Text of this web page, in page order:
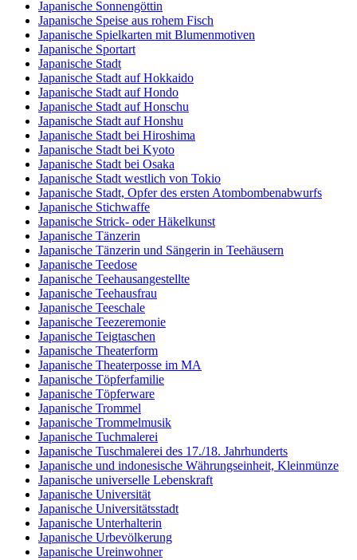
Japanische Sonnengöttin
Japanische Speise aus rohem Fisch
Japanische Spielkarten mit Blumenmotiven
Japanische Sportart
Japanische Stadt
Japanische Stadt auf Hokkaido
Japanische Stadt auf Hondo
Japanische Stadt auf Honschu
Japanische Stadt auf Honshu
Japanische Stadt bei Hiroshima
Japanische Stadt bei Kyoto
Japanische Stadt bei Osaka
Japanische Stadt westlich von Tokio
Japanische Stadt, Opfer des ersten Atombombenabwurfs
Japanische Stichwaffe
Japanische Strick- oder Häkelkunst
Japanische Tänzerin
Japanische Tänzerin und Sängerin in Teehäusern
Japanische Teedose
Japanische Teehausangestellte
Japanische Teehausfrau
Japanische Teeschale
Japanische Teezeremonie
Japanische Teigtaschen
Japanische Theaterform
Japanische Theaterposse im MA
Japanische Töpferfamilie
Japanische Töpferware
Japanische Trommel
Japanische Trommelmusik
Japanische Tuchmalerei
Japanische Tuschmalerei des 17./18. Jahrhunderts
Japanische und indonesische Währungseinheit, Kleinmünze
Japanische universelle Lebenskraft
Japanische Universität
Japanische Universitätsstadt
Japanische Unterhalterin
Japanische Urbevölkerung
Japanische Ureinwohner